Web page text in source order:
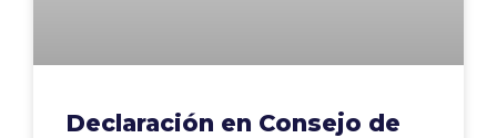
Declaración en Consejo de